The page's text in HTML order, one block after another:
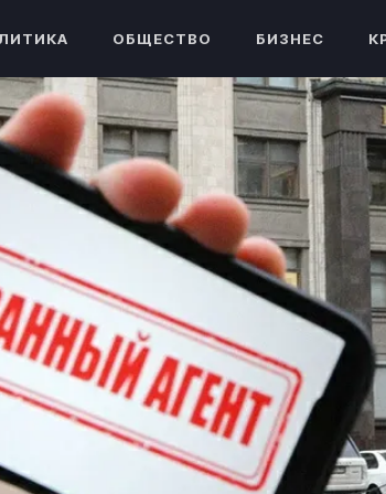
ОБЩЕСТВО БИЗНЕС